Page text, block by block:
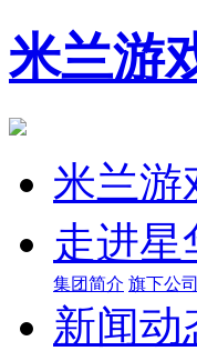
米兰游
米兰游
走进星
集团简介 旗下公司
新闻动